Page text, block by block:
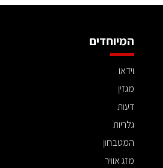
המיוחדים
וידאו
מגזין
דעות
גלריות
המטבחון
מזג אוויר